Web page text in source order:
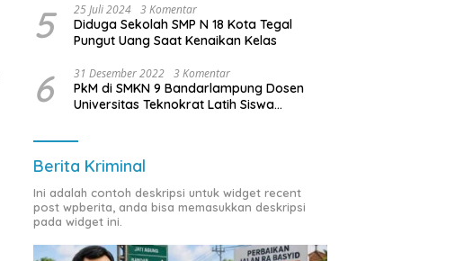
Dibayar
5 25 Juli 2024 3 Komentar
Diduga Sekolah SMP N 18 Kota Tegal
Pungut Uang Saat Kenaikan Kelas
6 31 Desember 2022 3 Komentar
PkM di SMKN 9 Bandarlampung Dosen
Universitas Teknokrat Latih Siswa
Berita Kriminal
Ini adalah contoh deskripsi untuk widget recent
post wpberita, anda bisa memasukkan deskripsi
pada widget ini.